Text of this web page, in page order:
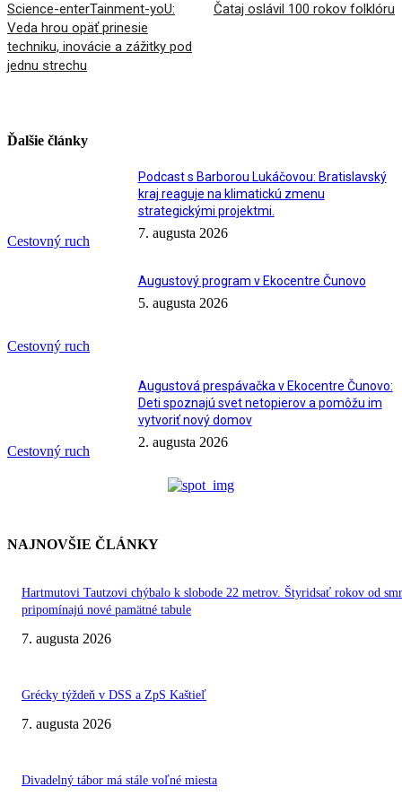
Science-enterTainment-yoU:
Veda hrou opäť prinesie
techniku, inovácie a zážitky pod
jednu strechu
Čataj oslávil 100 rokov folklóru
Ďalšie články
Cestovný ruch
Podcast s Barborou Lukáčovou: Bratislavský
kraj reaguje na klimatickú zmenu
strategickými projektmi.
7. augusta 2026
Cestovný ruch
Augustový program v Ekocentre Čunovo
5. augusta 2026
Cestovný ruch
Augustová prespávačka v Ekocentre Čunovo:
Deti spoznajú svet netopierov a pomôžu im
vytvoriť nový domov
2. augusta 2026
NAJNOVŠIE ČLÁNKY
Hartmutovi Tautzovi chýbalo k slobode 22 metrov. Štyridsať rokov od
pripomínajú nové pamätné tabule
7. augusta 2026
Grécky týždeň v DSS a ZpS Kaštieľ
7. augusta 2026
Divadelný tábor má stále voľné miesta